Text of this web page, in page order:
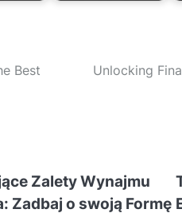
Best
Unlocking
Zalety Wynajmu
Zadbaj o swoją Formę